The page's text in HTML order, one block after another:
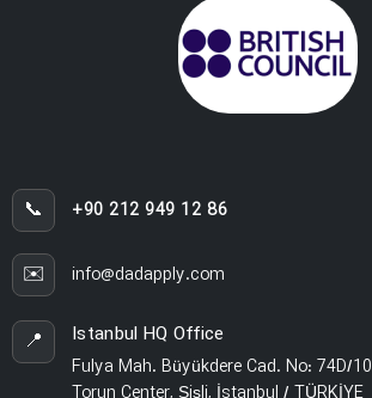
📞 +90 212 949 12 86
✉️ info@dadapply.com
📍 Istanbul HQ Office
Fulya Mah. Büyükdere Cad. No: 74D/10